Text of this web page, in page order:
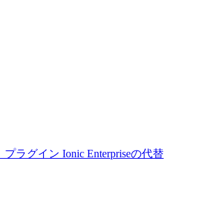
プラグイン Ionic Enterpriseの代替